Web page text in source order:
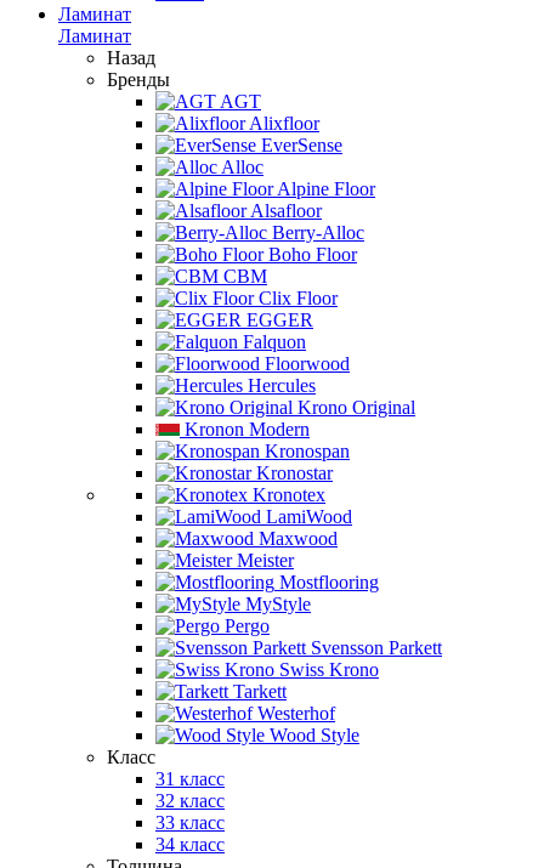
Ламинат
Ламинат
Назад
Бренды
AGT
Alixfloor
EverSense
Alloc
Alpine Floor
Alsafloor
Berry-Alloc
Boho Floor
CBM
Clix Floor
EGGER
Falquon
Floorwood
Hercules
Krono Original
Kronon Modern
Kronospan
Kronostar
Kronotex
LamiWood
Maxwood
Meister
Mostflooring
MyStyle
Pergo
Svensson Parkett
Swiss Krono
Tarkett
Westerhof
Wood Style
Класс
31 класс
32 класс
33 класс
34 класс